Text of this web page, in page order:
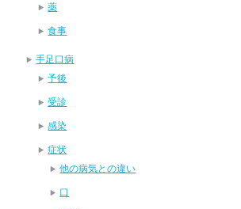
薬
食事
手足口病
予後
受診
感染
症状
他の病気との違い
口